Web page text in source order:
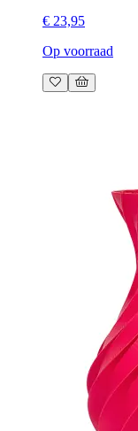
€ 23,95
Op voorraad